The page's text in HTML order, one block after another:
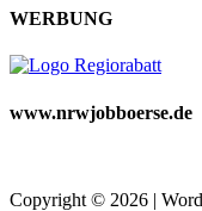
WERBUNG
www.nrwjobboerse.de
Copyright © 2026 |